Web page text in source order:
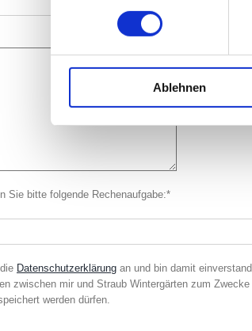
Ablehnen
Sie bitte folgende Rechenaufgabe:*
Datenschutzerklärung an und bin damit
zwischen mir und Straub Wintergärten zum
werden dürfen.